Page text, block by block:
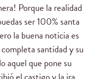
Porque la realidad
ser 100% santa
la buena noticia es
santidad y su
aquel que pone su